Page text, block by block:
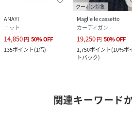
ANAYI
ニット
14,850円 50%OFF
135ポイント(1倍)
クーポン対象
Maglie le cassetto
カーディガン
19,250円 50%OFF
1,750ポイント(10%ポ
トバック)
関連キーワード